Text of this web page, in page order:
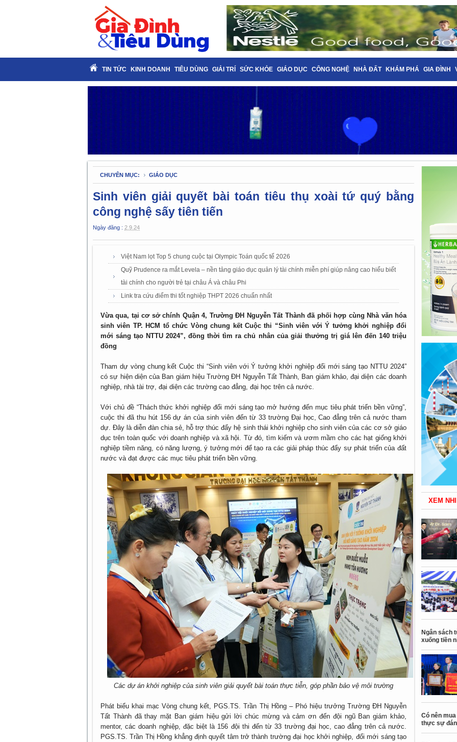
TIN TỨC KINH DOANH TIÊU DÙNG GIẢI TRÍ SỨC KHỎE GIÁO DỤC CÔNG NGHỆ NHÀ ĐẤT KHÁM PHÁ GIA ĐÌNH
CHUYÊN MỤC: GIÁO DỤC
Sinh viên giải quyết bài toán tiêu thụ xoài tứ quý bằng
công nghệ sấy tiên tiến
Ngày đăng : 2.9.24
Việt Nam lọt Top 5 chung cuộc tại Olympic Toán quốc tế 2026
Quỹ Prudence ra mắt Levela – nền tảng giáo dục quản lý tài chính miễn phí giúp nâng cao hiểu biết
tài chính cho người trẻ tại châu Á và châu Phi
Link tra cứu điểm thi tốt nghiệp THPT 2026 chuẩn nhất
Vừa qua, tại cơ sở chính Quận 4, Trường ĐH Nguyễn Tất Thành đã phối hợp cùng Nhà văn hóa
sinh viên TP. HCM tổ chức Vòng chung kết Cuộc thi “Sinh viên với Ý tưởng khởi nghiệp đổi
mới sáng tạo NTTU 2024”, đồng thời tìm ra chủ nhân của giải thưởng trị giá lên đến 140 triệu
đồng
Tham dự vòng chung kết Cuộc thi “Sinh viên với Ý tưởng khởi nghiệp đổi mới sáng tạo NTTU 2024”
có sự hiện diện của Ban giám hiệu Trường ĐH Nguyễn Tất Thành, Ban giám khảo, đại diện các doanh
nghiệp, nhà tài trợ, đại diện các trường cao đẳng, đại học trên cả nước.
Với chủ đề “Thách thức khởi nghiệp đổi mới sáng tạo mở hướng đến mục tiêu phát triển bền vững”,
cuộc thi đã thu hút 156 dự án của sinh viên đến từ 33 trường Đại học, Cao đẳng trên cả nước tham
dự. Đây là diễn đàn chia sẻ, hỗ trợ thúc đẩy hệ sinh thái khởi nghiệp cho sinh viên của các cơ sở giáo
dục trên toàn quốc với doanh nghiệp và xã hội. Từ đó, tìm kiếm và ươm mầm cho các hạt giống khởi
nghiệp tiềm năng, có năng lượng, ý tưởng mới để tạo ra các giải pháp thúc đẩy sự phát triển của đất
nước và đạt được các mục tiêu phát triển bền vững.
Các dự án khởi nghiệp của sinh viên giải quyết bài toán thực tiễn, góp phần bảo vệ môi trường
Phát biểu khai mạc Vòng chung kết, PGS.TS. Trần Thị Hồng – Phó hiệu trưởng Trường ĐH Nguyễn
Tất Thành đã thay mặt Ban giám hiệu gửi lời chúc mừng và cảm ơn đến đội ngũ Ban giám khảo,
mentor, các doanh nghiệp, đặc biệt là 156 đội thi đến từ 33 trường đại học, cao đẳng trên cả nước.
PGS.TS. Trần Thị Hồng khẳng định quyết tâm trở thành trường đại học khởi nghiệp, đổi mới sáng tạo
XEM
Ngân sách
xuống tiền
Có nên
thực sự